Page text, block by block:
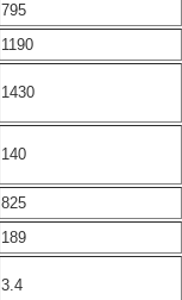
795
1190
1430
140
825
189
3.4